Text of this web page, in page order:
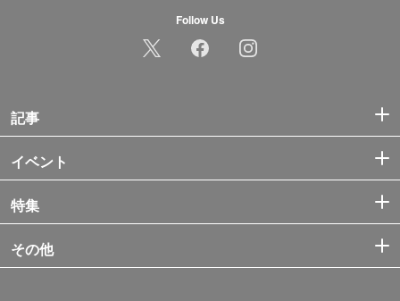
Follow Us
記事
イベント
特集
その他